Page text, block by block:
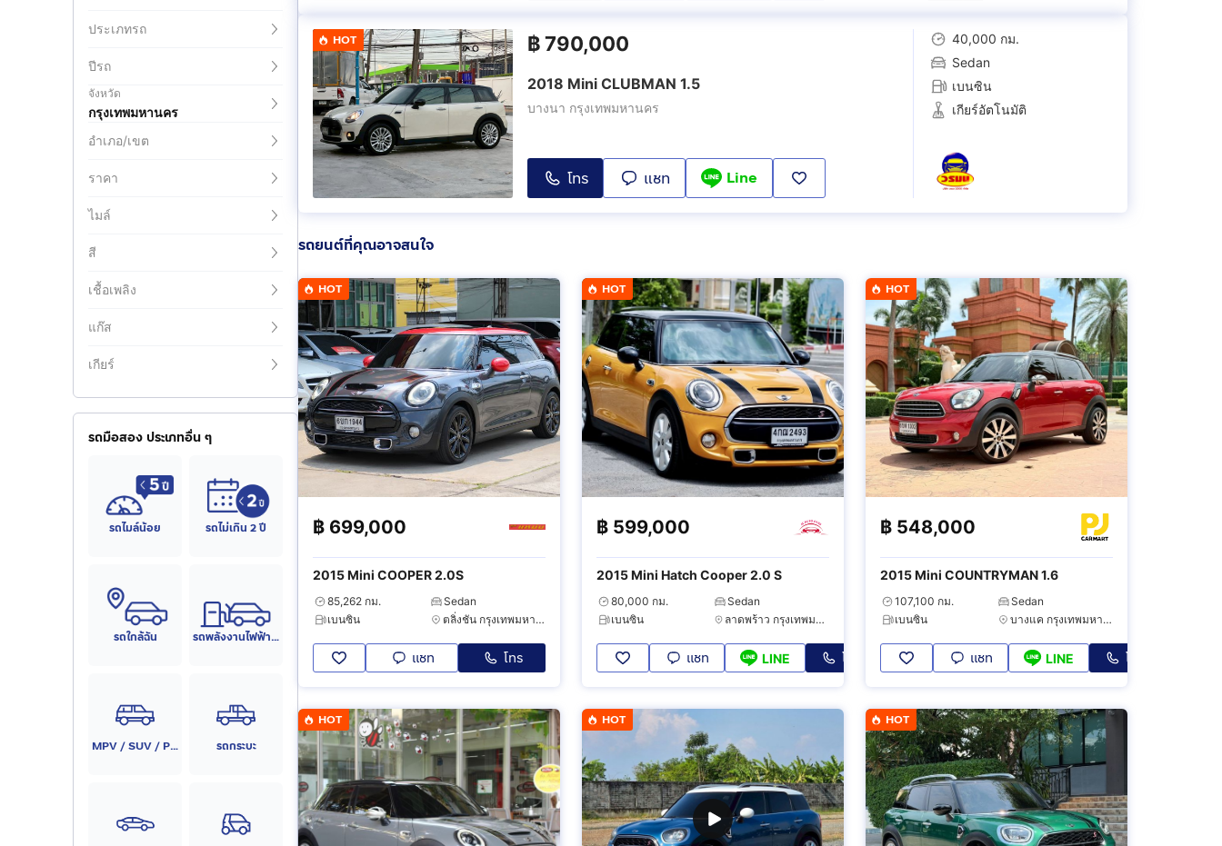
ประเภทรถ
ปีรถ
จังหวัด
กรุงเทพมหานคร
อำเภอ/เขต
ราคา
ไมล์
สี
เชื้อเพลิง
แก๊ส
เกียร์
รถมือสอง ประเภทอื่น ๆ
รถไมล์น้อย รถไม่เกิน 2 ปี
รถใกล้ฉัน รถพลังงานไฟฟ้า (EV)
MPV / SUV / PPV รถกระบะ
HOT ฿790,000
2018 Mini CLUBMAN 1.5
บางนา กรุงเทพมหานคร
โทร แชท Line
40,000 กม.
Sedan
เบนซิน
เกียร์อัตโนมัติ
รถยนต์ที่คุณอาจสนใจ
HOT
฿ 699,000
2015 Mini COOPER 2.0S
85,262 กม.
Sedan
เบนซิน
ตลิ่งชัน กรุงเทพมหานคร
แชท โทร
HOT
฿ 599,000
2015 Mini Hatch Cooper 2.0 S
80,000 กม.
Sedan
เบนซิน
ลาดพร้าว กรุงเทพมหานคร
แชท LINE โทร
HOT
฿ 548,000
2015 Mini COUNTRYMAN 1.6
107,100 กม.
Sedan
เบนซิน
บางแค กรุงเทพมหานคร
แชท LINE โทร
HOT HOT HOT